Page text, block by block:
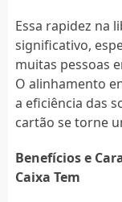
Essa rapidez na
significativo,
muitas pessoas
O alinhamento
a eficiência das
cartão se torne
Benefícios e
Caixa Tem